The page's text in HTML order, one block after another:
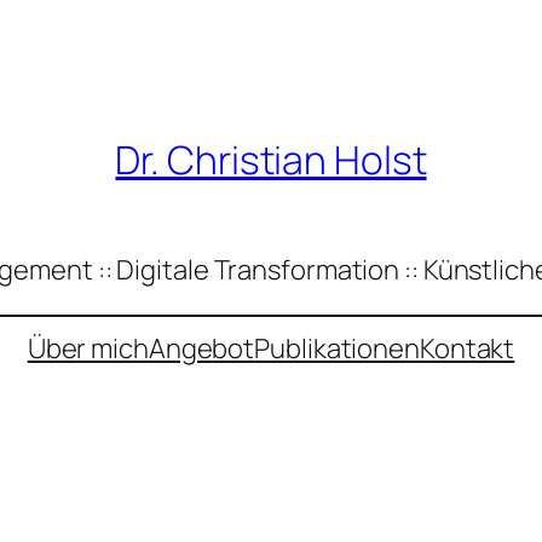
Dr. Christian Holst
:: Digitale Transformation ::
Über michAngebotPublikationenKontakt